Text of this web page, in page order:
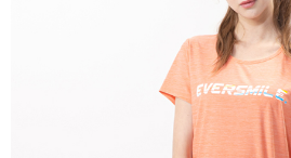
每筆NT$100，滿NT$699(含以上)免運費
每筆NT$100，滿NT$699(含以上)免運費
每筆NT$100，滿NT$699(含以上)免運費